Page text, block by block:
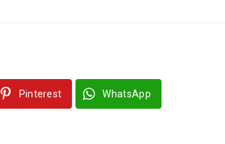
Pinterest WhatsApp